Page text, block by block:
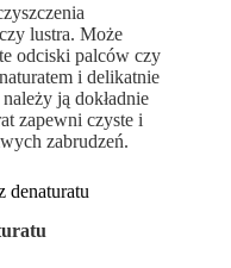
lustra. Może
odciski palców czy
i delikatnie
ją dokładnie
zapewni czyste i
zabrudzeń.
denaturatu